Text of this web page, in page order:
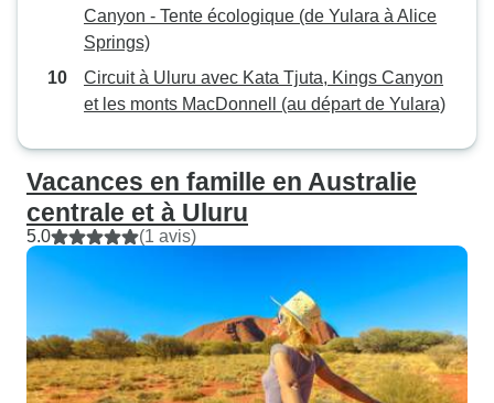
Canyon - Tente écologique (de Yulara à Alice
Springs)
Circuit à Uluru avec Kata Tjuta, Kings Canyon
et les monts MacDonnell (au départ de Yulara)
Vacances en famille en Australie
centrale et à Uluru
5.0 (1 avis)